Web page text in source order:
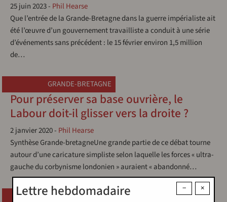
25 juin 2023- Phil Hearse
Que l’entrée de la Grande-Bretagne dans la guerre impérialiste ait
été l’œuvre d’un gouvernement travailliste a conduit à une série
d’événements sans précédent : le 15 février environ 1,5 million
de…
GRANDE-BRETAGNE
Pour préserver sa base ouvrière, le
Labour doit-il glisser vers la droite ?
2 janvier 2020- Phil Hearse
Synthèse Grande-bretagneUne grande partie de ce débat tourne
autour d’une caricature simpliste selon laquelle les forces « ultra-
gauche du corbynisme londonien » auraient « abandonné…
VIETNAM 1968
×
−
Lettre hebdomadaire